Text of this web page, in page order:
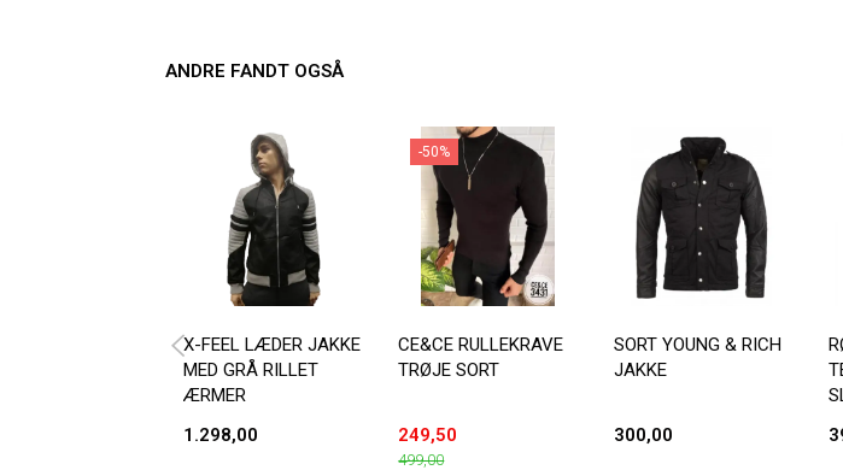
ANDRE FANDT OGSÅ
X-FEEL LÆDER JAKKE
MED GRÅ RILLET
ÆRMER
1.298,00
-50%
CE&CE RULLEKRAVE
TRØJE SORT
249,50
499,00
SORT YOUNG & RICH
JAKKE
300,00